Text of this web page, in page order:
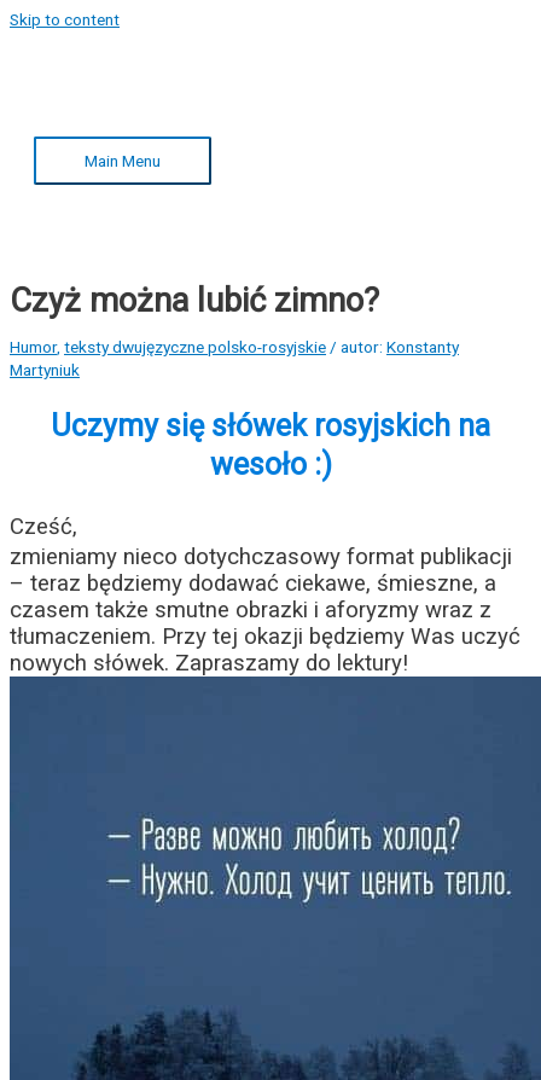
Skip to content
Main Menu
Czyż można lubić zimno?
Humor, teksty dwujęzyczne polsko-rosyjskie / autor: Konstanty
Martyniuk
Uczymy się słówek rosyjskich na
wesoło :)
Cześć,
zmieniamy nieco dotychczasowy format publikacji
– teraz będziemy dodawać ciekawe, śmieszne, a
czasem także smutne obrazki i aforyzmy wraz z
tłumaczeniem. Przy tej okazji będziemy Was uczyć
nowych słówek. Zapraszamy do lektury!